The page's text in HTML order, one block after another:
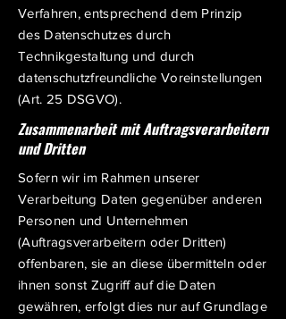
Verfahren, entsprechend dem Prinzip
des Datenschutzes durch
Technikgestaltung und durch
datenschutzfreundliche Voreinstellungen
(Art. 25 DSGVO).
Zusammenarbeit mit Auftragsverarbeitern
und Dritten
Sofern wir im Rahmen unserer
Verarbeitung Daten gegenüber anderen
Personen und Unternehmen
(Auftragsverarbeitern oder Dritten)
offenbaren, sie an diese übermitteln oder
ihnen sonst Zugriff auf die Daten
gewähren, erfolgt dies nur auf Grundlage